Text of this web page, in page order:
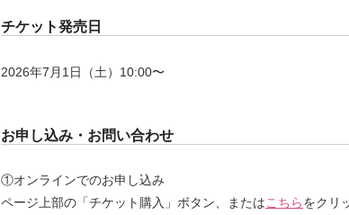
チケット発売日
2026年7月1日（土）10:00〜
お申し込み・お問い合わせ
①オンラインでのお申し込み
ページ上部の「チケット購入」ボタン、またはこちらをクリ